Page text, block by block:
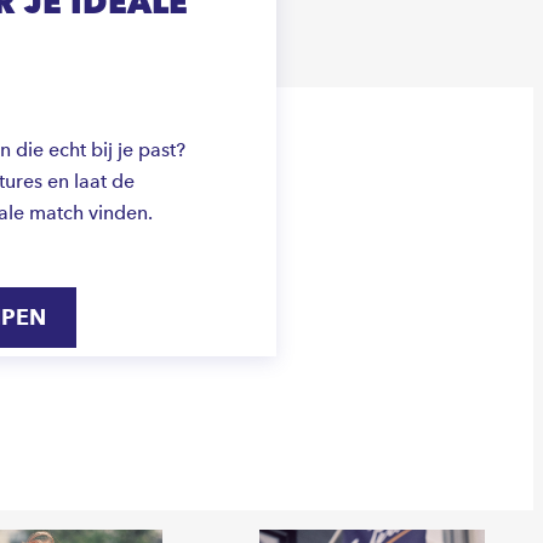
die echt bij je past?
en laat de
match vinden.